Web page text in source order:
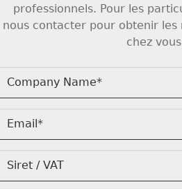
professionnels. Pour les
nous contacter pour obtenir les
chez